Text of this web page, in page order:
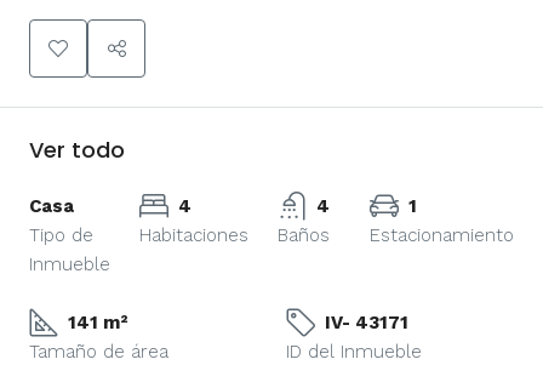
Ver todo
Casa
Tipo de
Inmueble
4
Habitaciones
4
Baños
1
Estacionamiento
141 m²
Tamaño de área
IV- 43171
ID del Inmueble